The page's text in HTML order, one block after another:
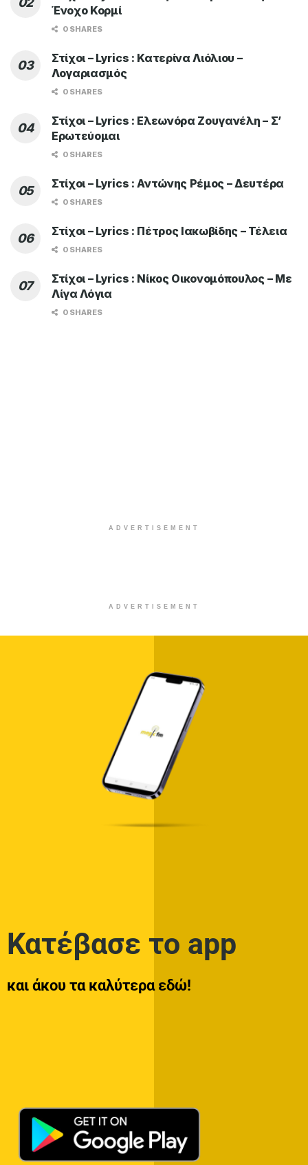
Ένοχο Κορμί
0 SHARES
Στίχοι – Lyrics : Κατερίνα Λιόλιου –
Λογαριασμός
0 SHARES
Στίχοι – Lyrics : Ελεωνόρα Ζουγανέλη – Σ’
Ερωτεύομαι
0 SHARES
Στίχοι – Lyrics : Αντώνης Ρέμος – Δευτέρα
0 SHARES
Στίχοι – Lyrics : Πέτρος Ιακωβίδης – Τέλεια
0 SHARES
Στίχοι – Lyrics : Νίκος Οικονομόπουλος – Με
Λίγα Λόγια
0 SHARES
ADVERTISEMENT
ADVERTISEMENT
Κατέβασε το app
και άκου τα καλύτερα εδώ!